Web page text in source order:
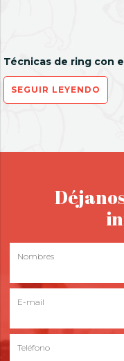
SEGUIR LEYENDO
Nombres
E-mail
Teléfono